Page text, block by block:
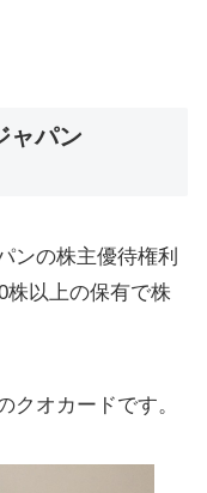
ャパン
ンの株主優待権利
株以上の保有で株
クオカードです。